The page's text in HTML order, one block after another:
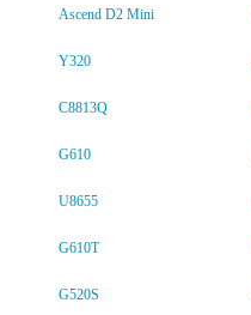
Ascend D2 Mini
Y320
C8813Q
G610
U8655
G610T
G520S